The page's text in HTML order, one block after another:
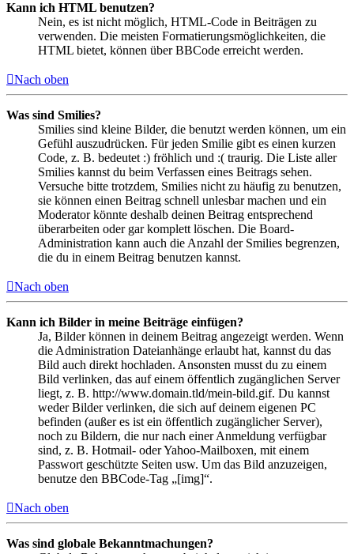
Kann ich HTML benutzen?
Nein, es ist nicht möglich, HTML-Code in Beiträgen zu
verwenden. Die meisten Formatierungsmöglichkeiten, die
HTML bietet, können über BBCode erreicht werden.
Nach oben
Was sind Smilies?
Smilies sind kleine Bilder, die benutzt werden können, um ein
Gefühl auszudrücken. Für jeden Smilie gibt es einen kurzen
Code, z. B. bedeutet :) fröhlich und :( traurig. Die Liste aller
Smilies kannst du beim Verfassen eines Beitrags sehen.
Versuche bitte trotzdem, Smilies nicht zu häufig zu benutzen,
sie können einen Beitrag schnell unlesbar machen und ein
Moderator könnte deshalb deinen Beitrag entsprechend
überarbeiten oder gar komplett löschen. Die Board-
Administration kann auch die Anzahl der Smilies begrenzen,
die du in einem Beitrag benutzen kannst.
Nach oben
Kann ich Bilder in meine Beiträge einfügen?
Ja, Bilder können in deinem Beitrag angezeigt werden. Wenn
die Administration Dateianhänge erlaubt hat, kannst du das
Bild auch direkt hochladen. Ansonsten musst du zu einem
Bild verlinken, das auf einem öffentlich zugänglichen Server
liegt, z. B. http://www.domain.tld/mein-bild.gif. Du kannst
weder Bilder verlinken, die sich auf deinem eigenen PC
befinden (außer es ist ein öffentlich zugänglicher Server),
noch zu Bildern, die nur nach einer Anmeldung verfügbar
sind, z. B. Hotmail- oder Yahoo-Mailboxen, mit einem
Passwort geschützte Seiten usw. Um das Bild anzuzeigen,
benutze den BBCode-Tag „[img]“.
Nach oben
Was sind globale Bekanntmachungen?